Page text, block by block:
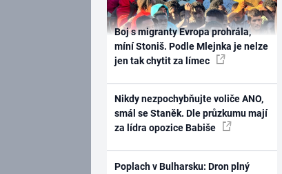
Boj s migranty Evropa prohrála,
míní Stoniš. Podle Mlejnka je nelze
jen tak chytit za límec
Nikdy nezpochybňujte voliče ANO,
smál se Staněk. Dle průzkumu mají
za lídra opozice Babiše
Poplach v Bulharsku: Dron plný